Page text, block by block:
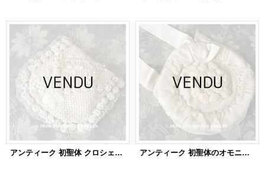
アンティーク 初聖体 クロシェレースの小さなオモニエール ピンクベージュのシルクサテン アンティーク 初聖体のオモニエール ピンクベージュ 薔薇＆リボン